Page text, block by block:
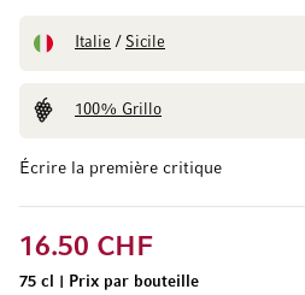
Écrire la première critique
Italie / Sicile
100% Grillo
16.50 CHF
75 cl
Prix par bouteille